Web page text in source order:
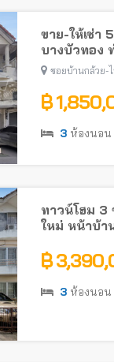
ขาย-ให้เช่า
บางบัวทอง ท
ซอยบ้านกล้วย-
฿
3 ห้องนอน
ทาวน์โฮม 3
ใหม่ หน้าบ้า
฿
3 ห้องนอน